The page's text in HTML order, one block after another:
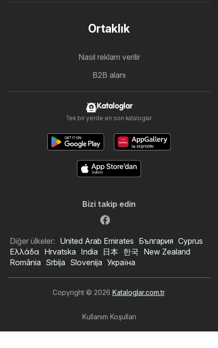
Ortaklık
Nasıl reklam verilir
B2B alanı
Kataloglar
Tek bir yerde en son kataloglar
Bizi takip edin
Diğer ülkeler: United Arab Emirates България Cyprus
Ελλάδα Hrvatska India 日本 한국 New Zealand
România Srbija Slovenija Україна
Copyright © 2026 Kataloglar.com.tr.
Kullanım Koşulları